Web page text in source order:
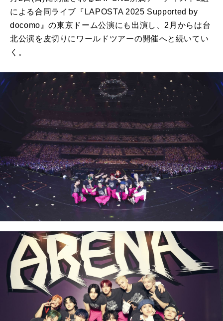
による合同ライブ『LAPOSTA 2025 Supported by
docomo』の東京ドーム公演にも出演し、2⽉からは台
北公演を⽪切りにワールドツアーの開催へと続いてい
く。